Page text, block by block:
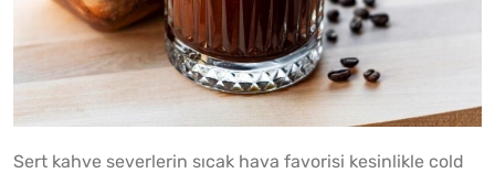
Sert kahve severlerin sıcak hava favorisi kesinlikle cold